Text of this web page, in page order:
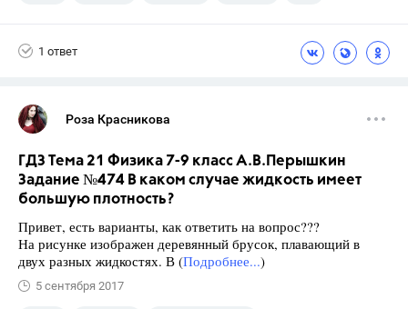
1 ответ
Роза Красникова
ГДЗ Тема 21 Физика 7-9 класс А.В.Перышкин
Задание №474 В каком случае жидкость имеет
большую плотность?
Привет, есть варианты, как ответить на вопрос???
На рисунке изображен деревянный брусок, плавающий в
двух разных жидкостях. В (Подробнее...)
5 сентября 2017